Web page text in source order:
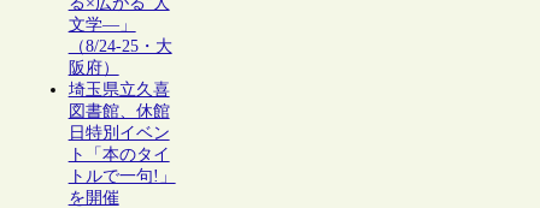
文学―」
（8/24-25・大
阪府）
埼玉県立久喜
図書館、休館
日特別イベン
ト「本のタイ
トルで一句!」
を開催